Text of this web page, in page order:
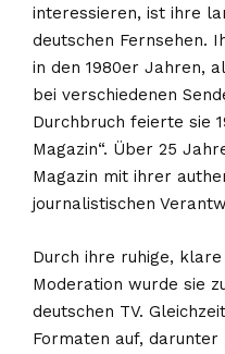
interessieren, ist ihre
deutschen Fernsehen.
in den 1980er Jahren,
bei verschiedenen
Durchbruch feierte sie
Magazin“. Über 25
Magazin mit ihrer
journalistischen
Durch ihre ruhige,
Moderation wurde sie
deutschen TV.
Formaten auf, darunter